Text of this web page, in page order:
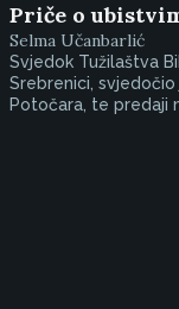
Priče o
Selma Učanbarlić
Svjedok Tužilaštva
Srebrenici,
Potočara, te predaji